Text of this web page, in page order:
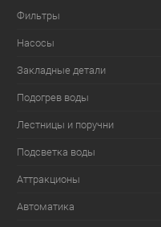
Фильтры
Насосы
Закладные детали
Подогрев воды
Лестницы и поручни
Подсветка воды
Аттракционы
Автоматика